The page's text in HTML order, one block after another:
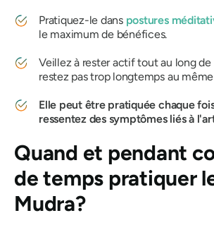
Pratiquez-le dans postures
le maximum de bénéfices.
Veillez à rester actif tout au long de
restez pas trop longtemps au
Elle peut être pratiquée chaque
ressentez des symptômes liés à
Quand et pendant
de temps pratiquer
Mudra?